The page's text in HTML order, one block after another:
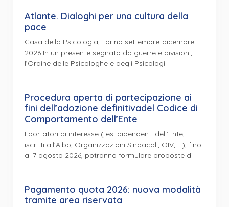
Atlante. Dialoghi per una cultura della
pace
Casa della Psicologia, Torino settembre-dicembre
2026 In un presente segnato da guerre e divisioni,
l’Ordine delle Psicologhe e degli Psicologi
Procedura aperta di partecipazione ai
fini dell’adozione definitivadel Codice di
Comportamento dell’Ente
I portatori di interesse ( es. dipendenti dell’Ente,
iscritti all’Albo, Organizzazioni Sindacali, OIV, …), fino
al 7 agosto 2026, potranno formulare proposte di
Pagamento quota 2026: nuova modalità
tramite area riservata